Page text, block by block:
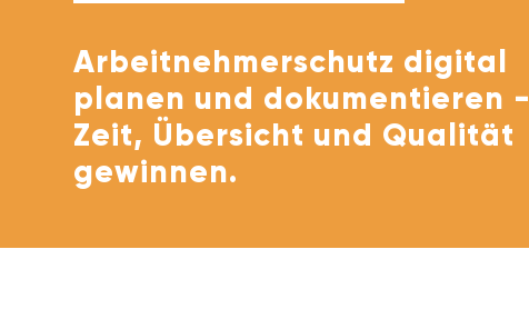
Arbeitnehmerschutz digital
planen und dokumentieren -
Zeit, Übersicht und Qualität
gewinnen.